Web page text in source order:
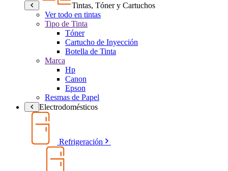
Tintas, Tóner y Cartuchos
Ver todo en tintas
Tipo de Tinta
Tóner
Cartucho de Inyección
Botella de Tinta
Marca
Hp
Canon
Epson
Resmas de Papel
Electrodomésticos
Refrigeración